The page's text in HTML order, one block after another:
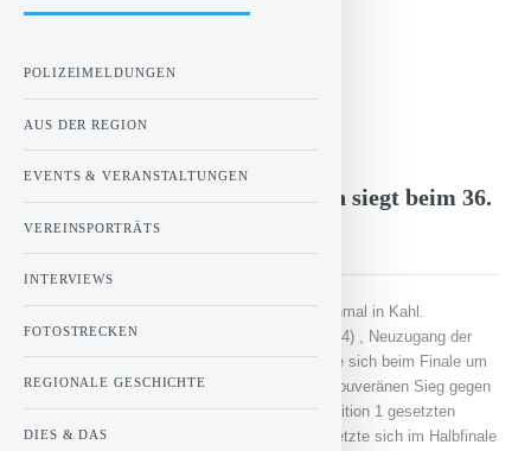
- Anzeige -
Kahler Neuzugang Maxi Kuhn siegt beim 36.
Sandhasenpokal
Endlich bleibt der Sandhasenpokal wieder einmal in Kahl.
Maximilian Kuhn (DTB Rangliste: Position 244) , Neuzugang der
Kahler Herren Landesligamannschaft sicherte sich beim Finale um
den Sandhasenpokal mit 6:1 und 6:1 einen souveränen Sieg gegen
den für den TSV Altenfurt startenden, an Position 1 gesetzten
Slowaken Marian Demes (DTB 220). Kuhn setzte sich im Halbfinale
POLIZEIMELDUNGEN
AUS DER REGION
EVENTS & VERANSTALTUNGEN
VEREINSPORTRÄTS
INTERVIEWS
FOTOSTRECKEN
REGIONALE GESCHICHTE
DIES & DAS